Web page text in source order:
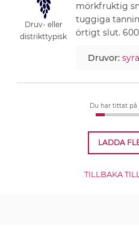
Druv- eller
distrikttypisk
mörkfruktig
tuggiga
örtigt slut.
Druvor:
Du har tittat på
LADDA
TILLBAKA